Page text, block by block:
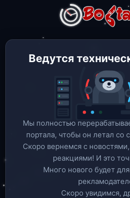
Ведутся
Мы полностью
портала, чтобы он летал со
Скоро вернемся c
реакциями! И это
Много нового будет
Скоро увидимся,